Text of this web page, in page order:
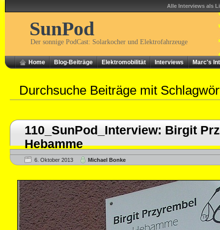
Alle Interviews als
SunPod
Der sonnige PodCast: Solarkocher und Elektrofahrzeuge
Home Blog-Beiträge Elektromobilität Interviews Marc's
Durchsuche Beiträge mit
110_SunPod_Interview: Birgit
Hebamme
6. Oktober 2013 Michael Bonke